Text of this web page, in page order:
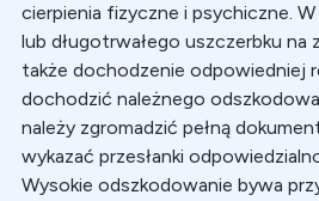
cierpienia fizyczne i psychiczne.
lub długotrwałego uszczerbku
także dochodzenie odpowiedniej
dochodzić należnego
należy zgromadzić pełną
wykazać przesłanki
Wysokie odszkodowanie bywa